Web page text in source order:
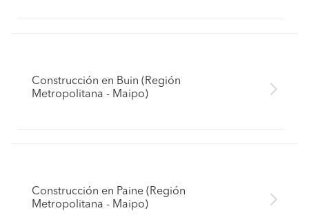
Construcción en Buin (Región
Metropolitana - Maipo)
Construcción en Paine (Región
Metropolitana - Maipo)